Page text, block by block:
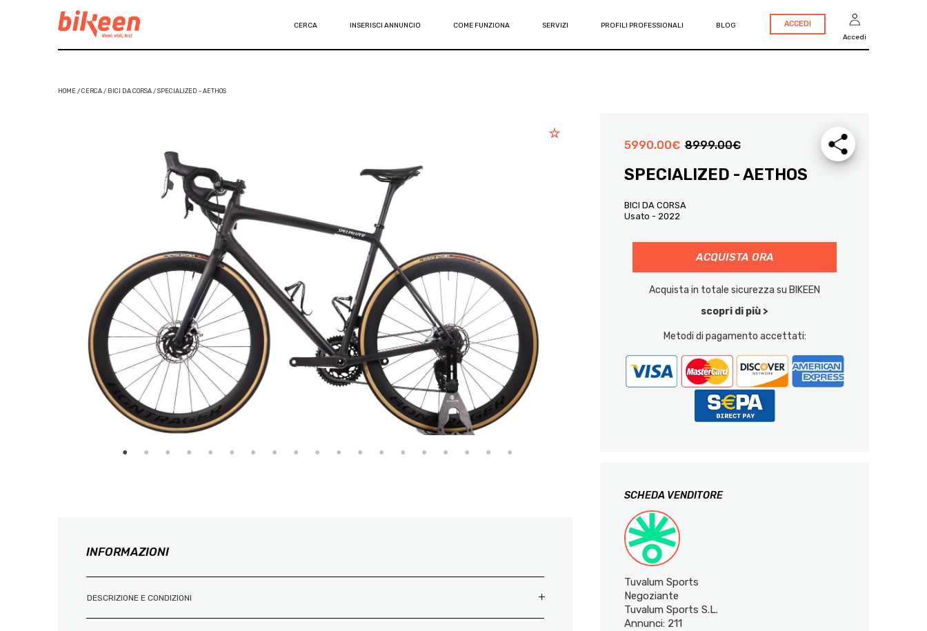
CERCA INSERISCI ANNUNCIO COME FUNZIONA SERVIZI PROFILI PROFESSIONALI BLOG ACCEDI
Accedi
HOME / CERCA / BICI DA CORSA / SPECIALIZED - AETHOS
INFORMAZIONI
DESCRIZIONE E CONDIZIONI
5990.00€ 8999.00€
SPECIALIZED - AETHOS
BICI DA CORSA
Usato - 2022
ACQUISTA ORA
Acquista in totale sicurezza su BIKEEN
scopri di più >
Metodi di pagamento accettati:
SCHEDA VENDITORE
Tuvalum Sports
Negoziante
Tuvalum Sports S.L.
Annunci: 211